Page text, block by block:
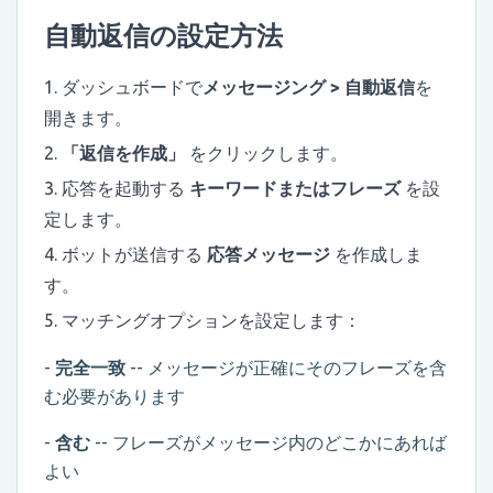
自動返信の設定方法
ダッシュボードでメッセージング > 自動返信を
開きます。
「返信を作成」
をクリックします。
応答を起動する キーワードまたはフレーズを設
定します。
ボットが送信する 応答メッセージ を作成しま
す。
マッチングオプションを設定します：
- 完全一致 -- メッセージが正確にそのフレーズを含
む必要があります
- 含む -- フレーズがメッセージ内のどこかにあれば
よい